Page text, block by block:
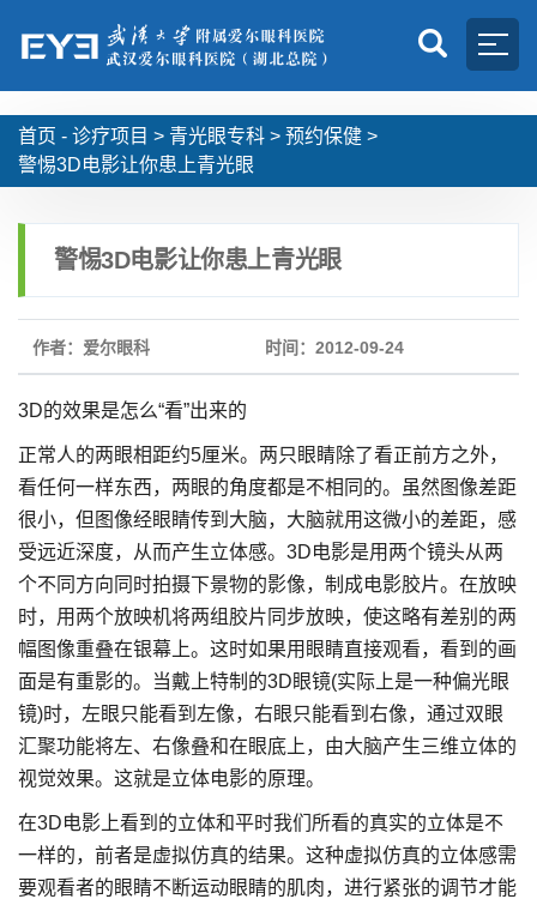
首页 - 诊疗项目 > 青光眼专科 > 预约保健 >
警惕3D电影让你患上青光眼
警惕3D电影让你患上青光眼
作者：爱尔眼科 时间：2012-09-24
3D的效果是怎么“看”出来的
正常人的两眼相距约5厘米。两只眼睛除了看正前方之外，
看任何一样东西，两眼的角度都是不相同的。虽然图像差距
很小，但图像经眼睛传到大脑，大脑就用这微小的差距，感
受远近深度，从而产生立体感。3D电影是用两个镜头从两
个不同方向同时拍摄下景物的影像，制成电影胶片。在放映
时，用两个放映机将两组胶片同步放映，使这略有差别的两
幅图像重叠在银幕上。这时如果用眼睛直接观看，看到的画
面是有重影的。当戴上特制的3D眼镜(实际上是一种偏光眼
镜)时，左眼只能看到左像，右眼只能看到右像，通过双眼
汇聚功能将左、右像叠和在眼底上，由大脑产生三维立体的
视觉效果。这就是立体电影的原理。
在3D电影上看到的立体和平时我们所看的真实的立体是不
一样的，前者是虚拟仿真的结果。这种虚拟仿真的立体感需
要观看者的眼睛不断运动眼睛的肌肉，进行紧张的调节才能